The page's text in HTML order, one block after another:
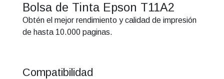
Bolsa de Tinta Epson T11A2
Obtén el mejor rendimiento y calidad de impresión
de hasta 10.000 paginas.
Compatibilidad